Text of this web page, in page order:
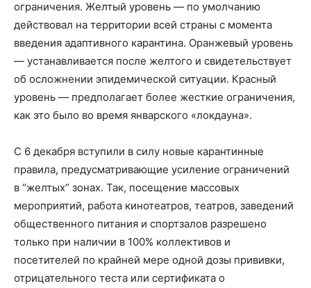
ограничения. Желтый уровень — по умолчанию
действовал на территории всей страны с момента
введения адаптивного карантина. Оранжевый уровень
— устанавливается после желтого и свидетельствует
об осложнении эпидемической ситуации. Красный
уровень — предполагает более жесткие ограничения,
как это было во время январского «локдауна».
С 6 декабря вступили в силу новые карантинные
правила, предусматривающие усиление ограничений
в “желтых” зонах. Так, посещение массовых
мероприятий, работа кинотеатров, театров, заведений
общественного питания и спортзалов разрешено
только при наличии в 100% коллективов и
посетителей по крайней мере одной дозы прививки,
отрицательного теста или сертификата о